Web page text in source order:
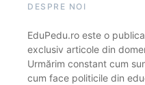
DESPRE NOI
EduPedu.ro este o
exclusiv articole din
Urmărim constant cum
cum face politicile din